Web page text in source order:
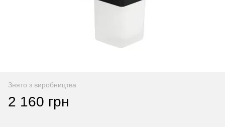
Знято з виробництва
2 160 грн